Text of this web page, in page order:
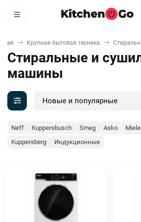
Крупная бытовая техника
Стиральные и
машины
Новые и популярные
Neff Kuppersbusch Smeg Asko Miele
Kuppersberg
Индукционные